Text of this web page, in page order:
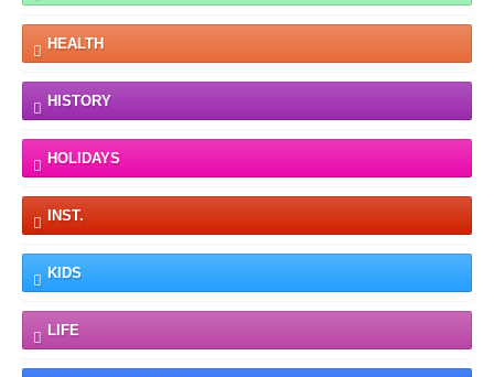
HEALTH
HISTORY
HOLIDAYS
INST.
KIDS
LIFE